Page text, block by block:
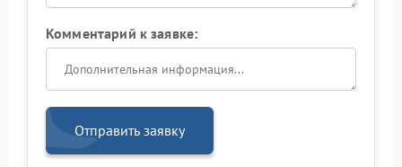
Комментарий к заявке:
Отправить заявку